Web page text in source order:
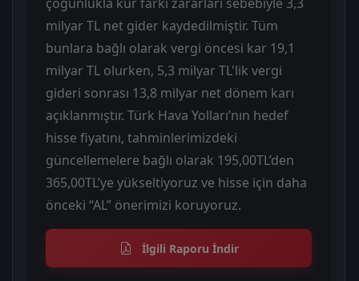
milyar TL net gider kaydedilmiştir. Tüm
bunlara bağlı olarak vergi öncesi kar 19,1
milyar TL olurken, 5,3 milyar TL'lik vergi
gideri sonrası 13,8 milyar net dönem karı
açıklanmıştır. Türk Hava Yolları’nın hedef
hisse fiyatını, tahminlerimizdeki
güncellemelere bağlı olarak 195,00TL’den
365,00TL’ye yükseltiyoruz ve hisse için daha
önceki “AL” önerimizi koruyoruz.
İlgili Raporu İndir